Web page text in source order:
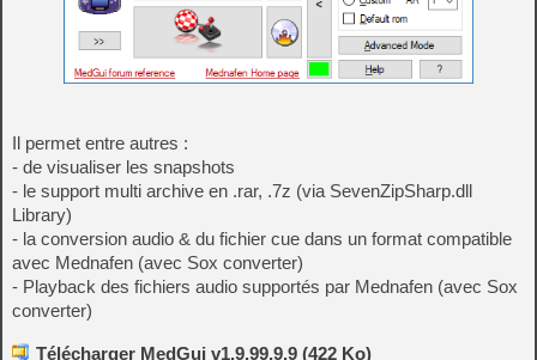
Il permet entre autres :
- de visualiser les snapshots
- le support multi archive en .rar, .7z (via SevenZipSharp.dll
Library)
- la conversion audio & du fichier cue dans un format compatible
avec Mednafen (avec Sox converter)
- Playback des fichiers audio supportés par Mednafen (avec Sox
converter)
Télécharger MedGui v1.9.99.9.9 (422 Ko)